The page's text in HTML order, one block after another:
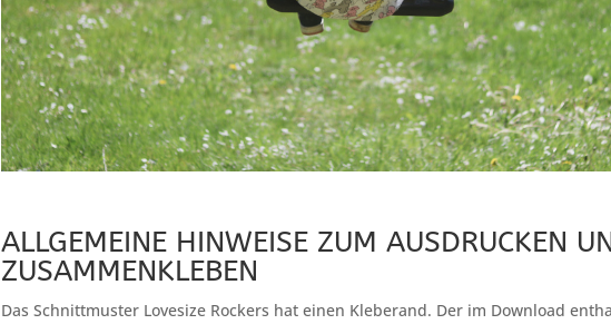
ALLGEMEINE HINWEISE ZUM AUSDRUCKEN
ZUSAMMENKLEBEN
Das Schnittmuster Lovesize Rockers hat einen Kleberand. Der im Download